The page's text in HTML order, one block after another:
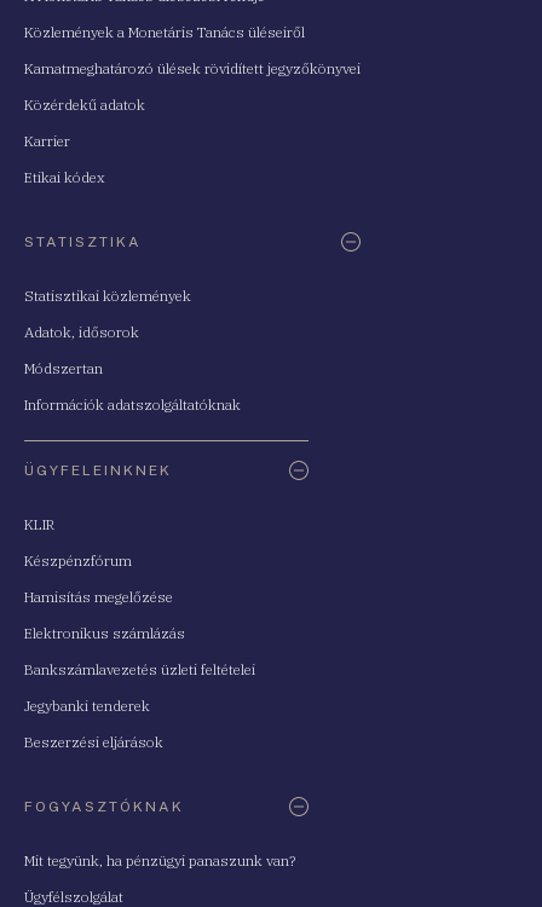
Közlemények a Monetáris Tanács üléseiről
Kamatmeghatározó ülések rövidített jegyzőkönyvei
Közérdekű adatok
Karrier
Etikai kódex
STATISZTIKA
Statisztikai közlemények
Adatok, idősorok
Módszertan
Információk adatszolgáltatóknak
ÜGYFELEINKNEK
KLIR
Készpénzfórum
Hamisítás megelőzése
Elektronikus számlázás
Bankszámlavezetés üzleti feltételei
Jegybanki tenderek
Beszerzési eljárások
FOGYASZTÓKNAK
Mit tegyünk, ha pénzügyi panaszunk van?
Ügyfélszolgálat